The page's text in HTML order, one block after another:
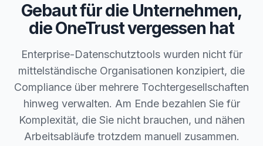
Gebaut für die Unternehmen,
die OneTrust vergessen hat
Enterprise-Datenschutztools wurden nicht für
mittelständische Organisationen konzipiert, die
Compliance über mehrere Tochtergesellschaften
hinweg verwalten. Am Ende bezahlen Sie für
Komplexität, die Sie nicht brauchen, und nähen
Arbeitsabläufe trotzdem manuell zusammen.